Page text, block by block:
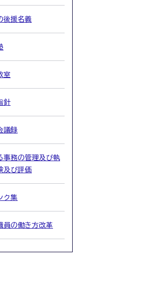
後援名義
室
針
議録
事務の管理及び執
及び評価
ク集
員の働き方改革